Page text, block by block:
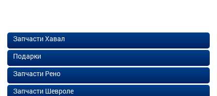
Запчасти Хавал
Подарки
Запчасти Рено
Запчасти Шевроле